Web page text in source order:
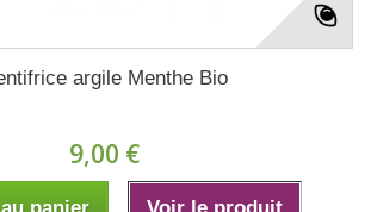
argile Menthe Bio
9,00 €